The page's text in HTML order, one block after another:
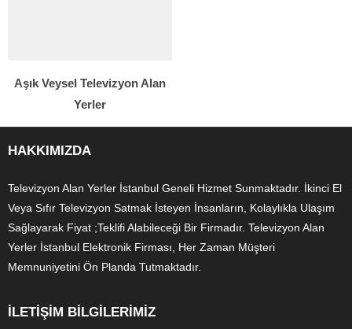
Aşık Veysel Televizyon Alan
Yerler
HAKKIMIZDA
Televizyon Alan Yerler İstanbul Geneli Hizmet Sunmaktadır. İkinci El
Veya Sıfır Televizyon Satmak İsteyen İnsanların, Kolaylıkla Ulaşım
Sağlayarak Fiyat ;Teklifi Alabileceği Bir Firmadır. Televizyon Alan
Yerler İstanbul Elektronik Firması, Her Zaman Müşteri
Memnuniyetini Ön Planda Tutmaktadır.
İLETİŞİM BİLGİLERİMİZ